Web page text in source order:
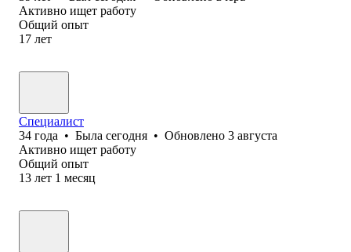
Активно ищет работу
Общий опыт
17 лет
Специалист
34 года • Была сегодня • Обновлено 3 августа
Активно ищет работу
Общий опыт
13 лет 1 месяц